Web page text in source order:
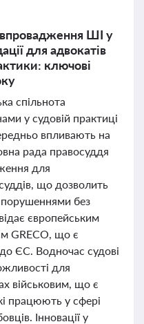
ШІ у
для адвокатів
ключові
спільнота
у судовій практиці
впливають на
рада правосуддя
для
що дозволить
без
європейським
GRECO, що є
ЄС. Водночас судові
для
військовим, що є
працюють у сфері
Інновації у